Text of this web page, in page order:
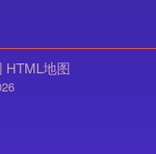
HTML地图